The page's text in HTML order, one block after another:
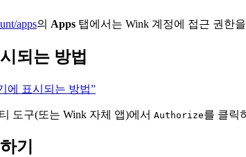
apps의 Apps 탭에서는 Wink 계정에 접근 권한
되는 방법
에 표시되는 방법”
도구(또는 Wink 자체 앱)에서 Authorize를 클릭
기